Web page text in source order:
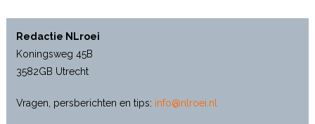
Redactie NLroei
Koningsweg 45B
3582GB Utrecht
Vragen, persberichten en tips: info@nlroei.nl